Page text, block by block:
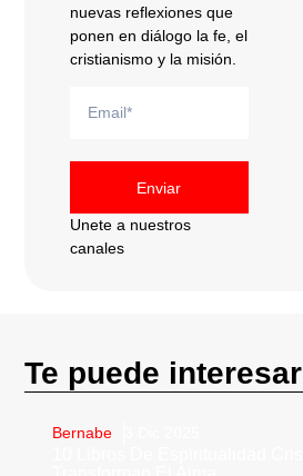
nuevas reflexiones que
ponen en diálogo la fe, el
cristianismo y la misión.
Enviar
Unete a nuestros
canales
Te puede interesar
Bernabe